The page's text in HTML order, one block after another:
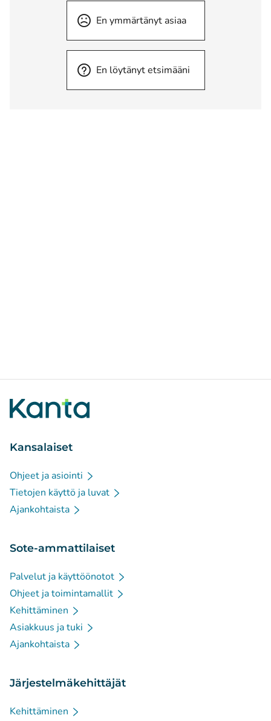
En ymmärtänyt asiaa
En löytänyt etsimääni
Kansalaiset
Ohjeet ja asiointi
Tietojen käyttö ja luvat
Ajankohtaista
Sote-ammattilaiset
Palvelut ja käyttöönotot
Ohjeet ja toimintamallit
Kehittäminen
Asiakkuus ja tuki
Ajankohtaista
Järjestelmäkehittäjät
Kehittäminen